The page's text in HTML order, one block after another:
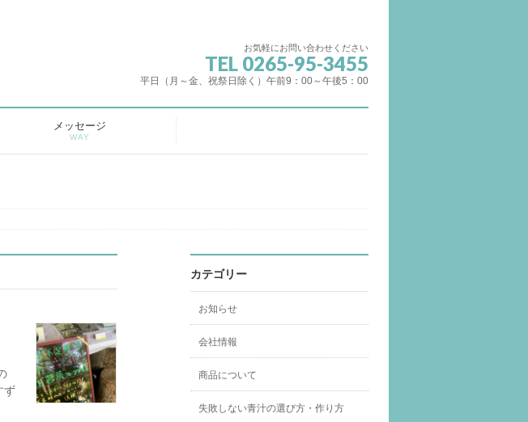
お気軽にお問い合わせください
TEL 0265-95-3455
平日（月～金、祝祭日除く）午前9：00～午後5：00
メッセージ
WAY
ず
カテゴリー
お知らせ
会社情報
商品について
失敗しない青汁の選び方・作り方